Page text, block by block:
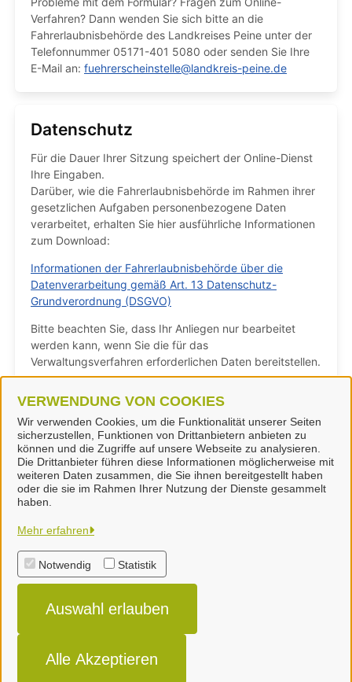
VERWENDUNG VON COOKIES
Wir verwenden Cookies, um die Funktionalität unserer Seiten
sicherzustellen, Funktionen von Drittanbietern anbieten zu
können und die Zugriffe auf unsere Webseite zu analysieren.
Die Drittanbieter führen diese Informationen möglicherweise mit
weiteren Daten zusammen, die Sie ihnen bereitgestellt haben
oder die sie im Rahmen Ihrer Nutzung der Dienste gesammelt
haben.
Mehr erfahren
Notwendig Statistik
Auswahl erlauben
Alle Akzeptieren
Landkreis Peine
Alle Rechte vorbehalten
Erklärung zur Barrierefreiheit